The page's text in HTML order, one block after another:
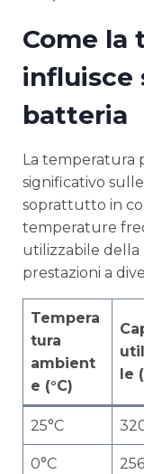
Come la
influisce
batteria
La temperatura
significativo
soprattutto in
temperature
utilizzabile della
prestazioni a
Tempera
tura
ambient
e (°C)
le
25°C
0°C 256